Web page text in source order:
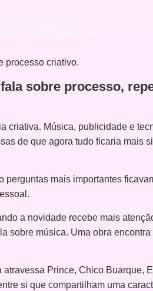
resto
sobre processo,
criativa. Música, publicidade e
de que agora tudo ficaria mais
mais importantes
a novidade recebe mais
música. Uma obra
Prince, Chico Buarque,
si que compartilham uma